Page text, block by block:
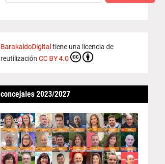
BarakaldoDigital tiene una licencia de
reutilización CC BY 4.0
concejales 2023/2027